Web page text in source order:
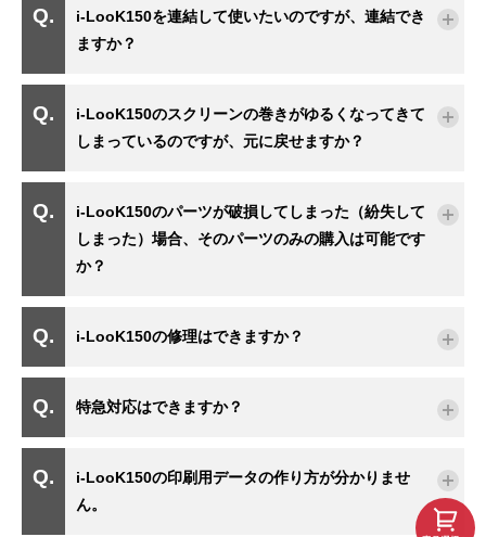
i-LooK150を連結して使いたいのですが、連結でき
ますか？
i-LooK150のスクリーンの巻きがゆるくなってきて
しまっているのですが、元に戻せますか？
i-LooK150のパーツが破損してしまった（紛失して
しまった）場合、そのパーツのみの購入は可能です
か？
i-LooK150の修理はできますか？
特急対応はできますか？
i-LooK150の印刷用データの作り方が分かりませ
ん。